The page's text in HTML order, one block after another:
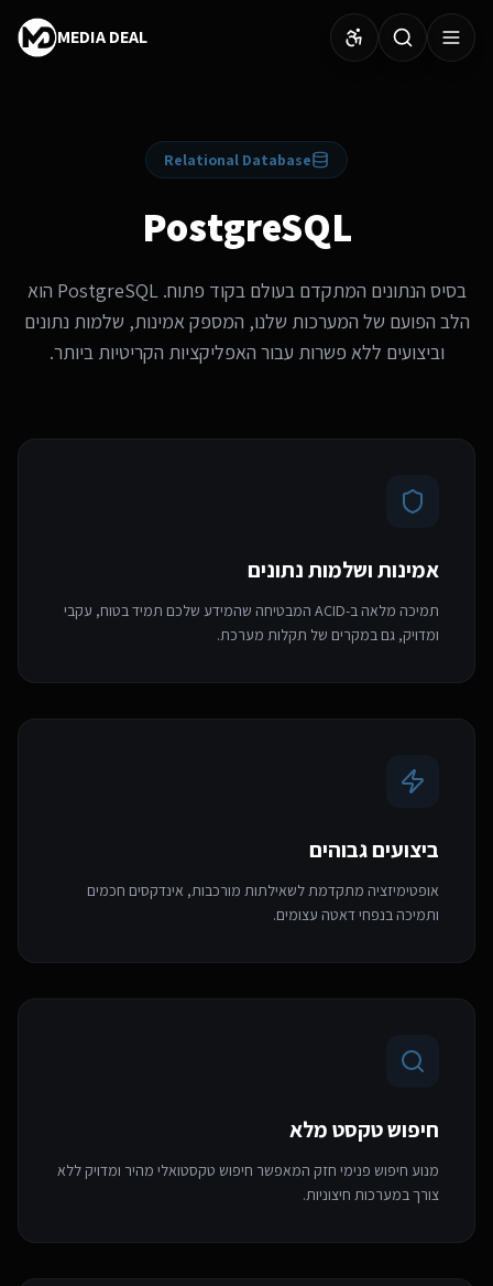
MEDIA DEAL
Relational Database
PostgreSQL
בסיס הנתונים המתקדם בעולם בקוד פתוח. PostgreSQL הוא
הלב הפועם של המערכות שלנו, המספק אמינות, שלמות נתונים
וביצועים ללא פשרות עבור האפליקציות הקריטיות ביותר.
אמינות ושלמות נתונים
תמיכה מלאה ב-ACID המבטיחה שהמידע שלכם תמיד בטוח, עקבי
ומדויק, גם במקרים של תקלות מערכת.
ביצועים גבוהים
אופטימיזציה מתקדמת לשאילתות מורכבות, אינדקסים חכמים
ותמיכה בנפחי דאטה עצומים.
חיפוש טקסט מלא
מנוע חיפוש פנימי חזק המאפשר חיפוש טקסטואלי מהיר ומדויק ללא
צורך במערכות חיצוניות.